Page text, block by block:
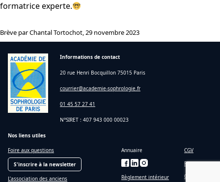
formatrice experte.
Brève par Chantal Tortochot, 29 novembre 2023
Informations de contact
20 rue Henri Bocquillon 75015 Paris
courrier@academie-sophrologie.fr
01 45 57 27 41
N°SIRET : 407 943 000 00023
Nos liens utiles
Foire aux questions
S'inscrire à la newsletter
L’association des anciens
Annuaire
Règlement intérieur
CGV
RGPD
CGU